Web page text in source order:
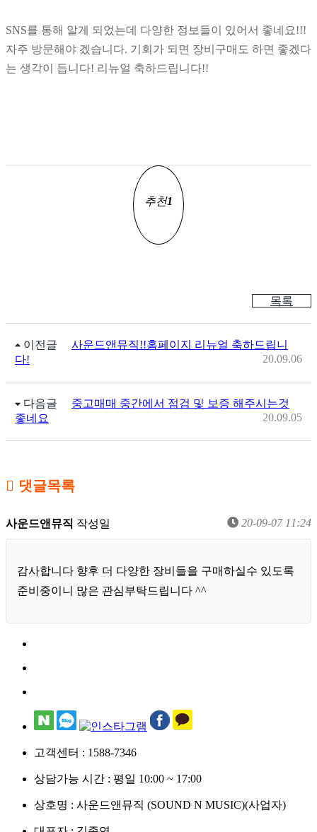
SNS를 통해 알게 되었는데 다양한 정보들이 있어서 좋네요!!!
자주 방문해야 겠습니다. 기회가 되면 장비구매도 하면 좋겠다
는 생각이 듭니다! 리뉴얼 축하드립니다!!
추천1
목록
이전글
사운드앤뮤직!!홈페이지 리뉴얼 축하드립니
다!
20.09.06
다음글
중고매매 중간에서 점검 및 보증 해주시는것
좋네요
20.09.05
댓글목록
사운드앤뮤직 작성일 20-09-07 11:24
감사합니다 향후 더 다양한 장비들을 구매하실수 있도록
준비중이니 많은 관심부탁드립니다 ^^
고객센터 : 1588-7346
상담가능 시간 : 평일 10:00 ~ 17:00
상호명 : 사운드앤뮤직 (SOUND N MUSIC)(사업자)